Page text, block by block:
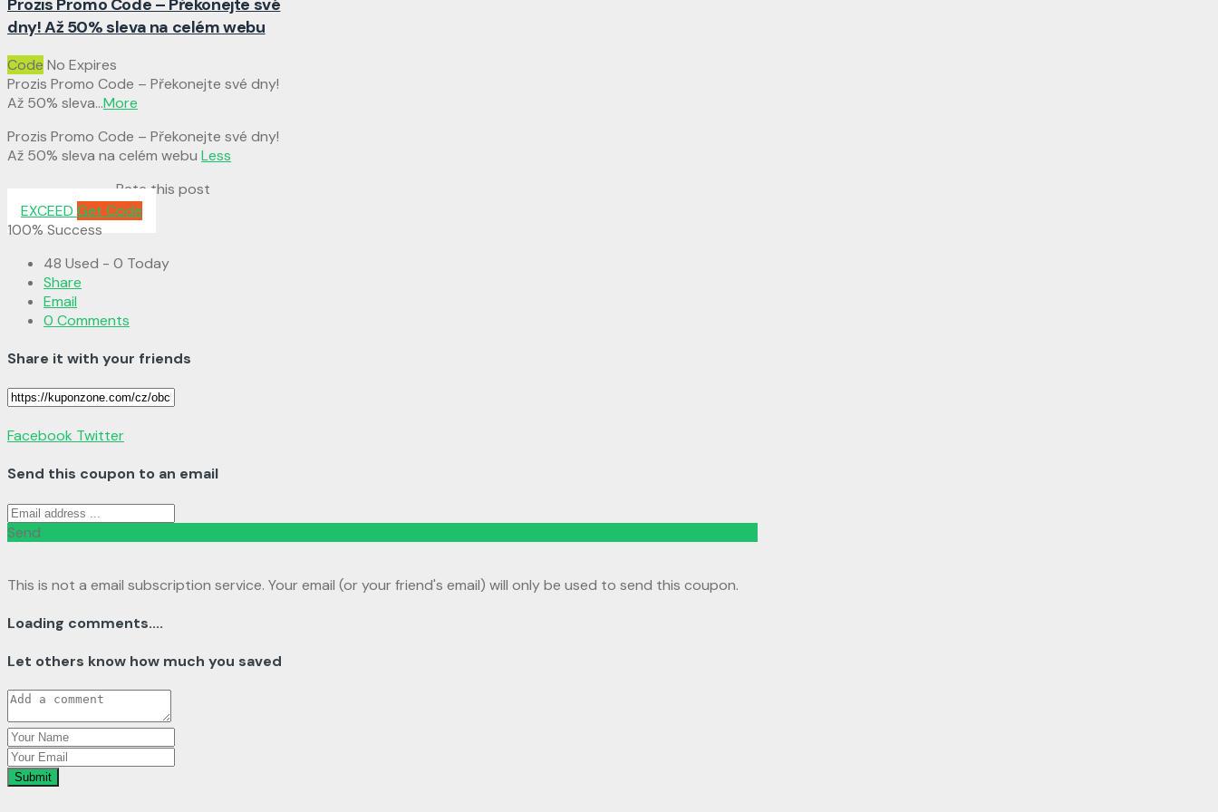
Prozis Promo Code – Překonejte své
dny! Až 50% sleva na celém webu
Code No Expires
Prozis Promo Code – Překonejte své dny!
Až 50% sleva...More
Prozis Promo Code – Překonejte své dny!
Až 50% sleva na celém webu Less
Rate this post
EXCEED Get Code
100% Success
48 Used - 0 Today
Share
Email
0 Comments
Share it with your friends
Facebook Twitter
Send this coupon to an email
Send
This is not a email subscription service. Your email (or your friend's email) will only be used to send this coupon.
Loading comments....
Let others know how much you saved
Submit